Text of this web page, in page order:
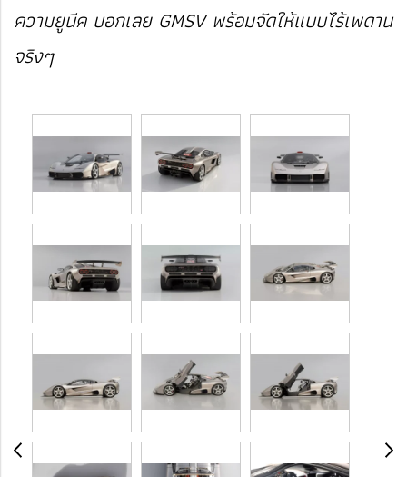
ความยูนีค บอกเลย GMSV พร้อมจัดให้แบบไร้เพดาน
จริงๆ